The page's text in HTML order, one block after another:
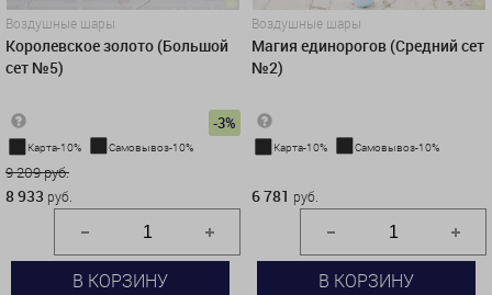
Воздушные шары
Королевское золото (Большой
сет №5)
-3%
Карта-10% Самовывоз-10%
9 209 руб.
8 933 руб.
В КОРЗИНУ
Воздушные шары
Магия единорогов (Средний сет
№2)
Карта-10% Самовывоз-10%
6 781 руб.
В КОРЗИНУ